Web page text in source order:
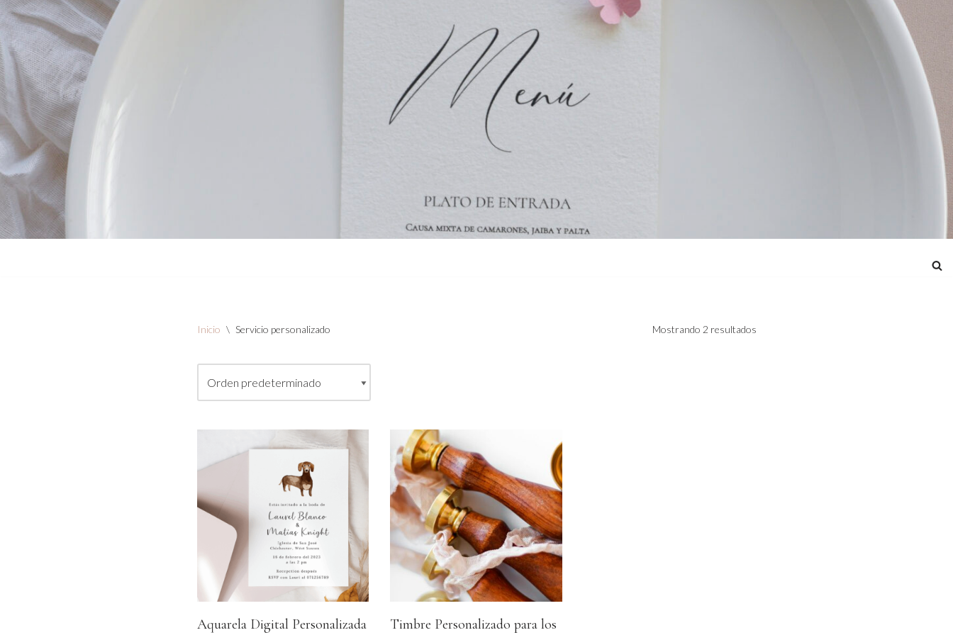
Inicio \ Servicio personalizado Mostrando 2 resultados
Aquarela Digital Personalizada Timbre Personalizado para los